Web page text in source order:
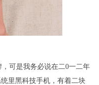
可是我务必说在二0一二年
里黑科技手机，有着二块